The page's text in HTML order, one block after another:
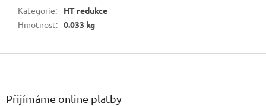
Kategorie:
HT redukce
Hmotnost: 0.033 kg
Přijímáme online platby